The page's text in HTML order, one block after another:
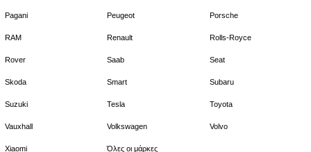
Pagani Peugeot Porsche
RAM Renault Rolls-Royce
Rover Saab Seat
Skoda Smart Subaru
Suzuki Tesla Toyota
Vauxhall Volkswagen Volvo
Xiaomi Όλες οι μάρκες